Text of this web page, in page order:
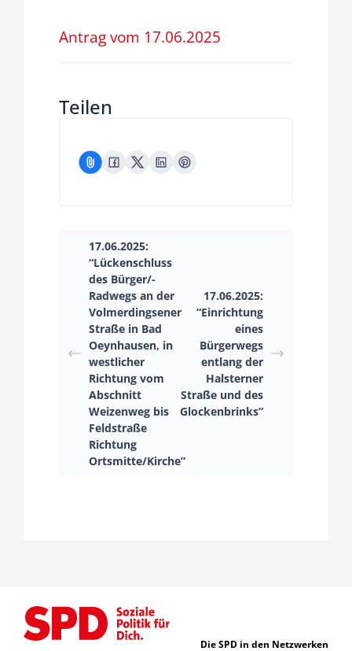
Termine
Antrag vom 17.06.2025
Teilen
17.06.2025:
“Lückenschluss
des Bürger/-
Radwegs an der
Volmerdingsener
Straße in Bad
Oeynhausen, in
westlicher
Richtung vom
Abschnitt
Weizenweg bis
Feldstraße
Richtung
Ortsmitte/Kirche”
17.06.2025:
“Einrichtung
eines
Bürgerwegs
entlang der
Halsterner
Straße und des
Glockenbrinks”
Die SPD in den Netzwerken